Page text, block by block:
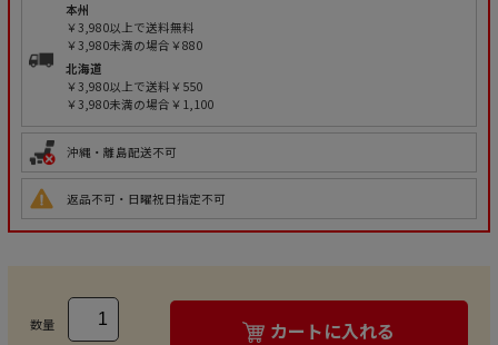
本州
￥3,980以上で送料無料
￥3,980未満の場合￥880
北海道
￥3,980以上で送料￥550
￥3,980未満の場合￥1,100
沖縄・離島配送不可
返品不可・日曜祝日指定不可
数量 カートに入れる